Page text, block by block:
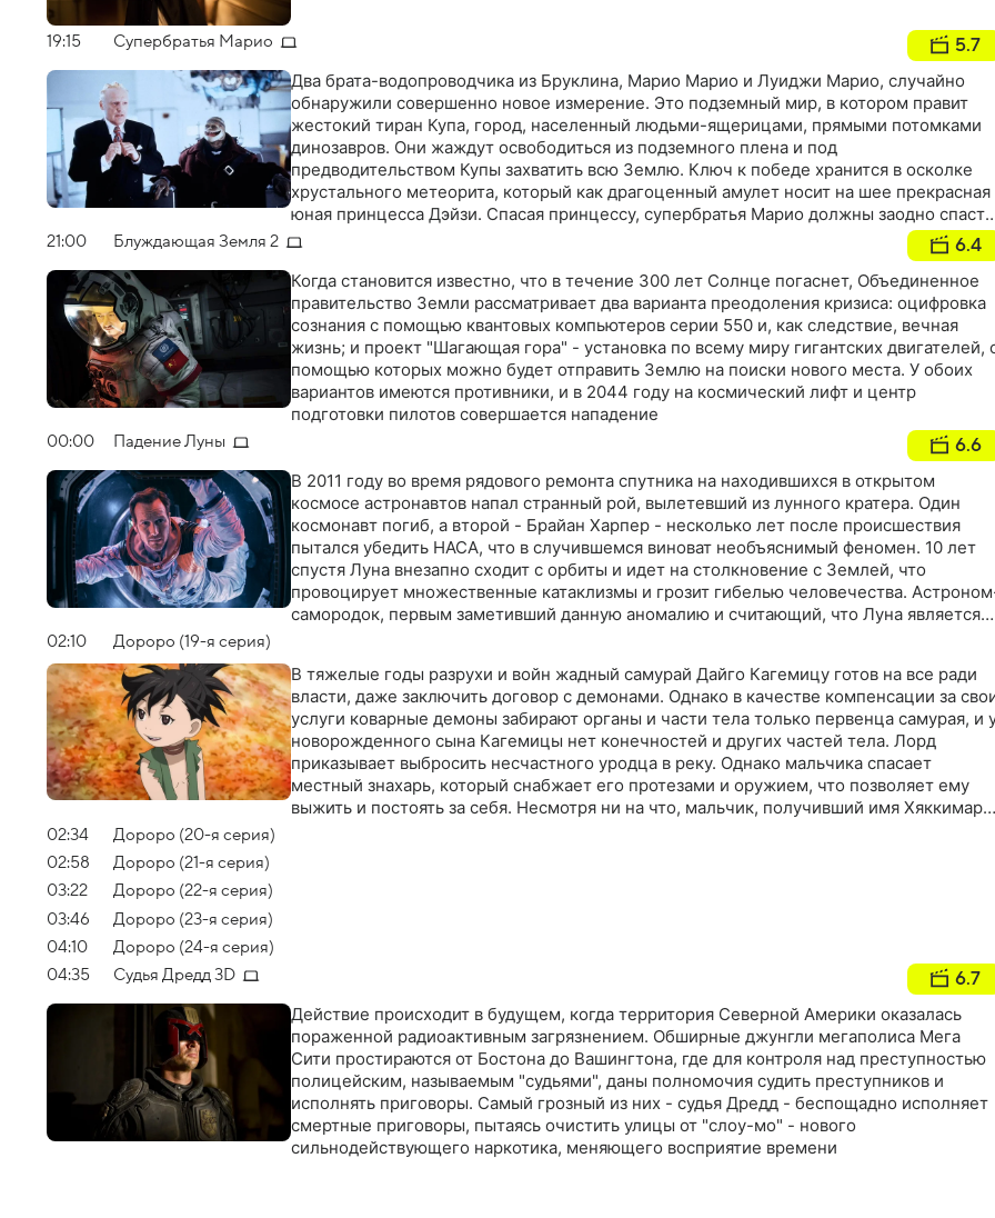
19:15 Супербратья Марио 5.7
Два брата-водопроводчика из Бруклина, Марио Марио и Луиджи Марио, случайно
обнаружили совершенно новое измерение. Это подземный мир, в котором правит
жестокий тиран Купа, город, населенный людьми-ящерицами, прямыми потомками
динозавров. Они жаждут освободиться из подземного плена и под
предводительством Купы захватить всю Землю. Ключ к победе хранится в осколке
хрустального метеорита, который как драгоценный амулет носит на шее прекрасная
юная принцесса Дэйзи. Спасая принцессу, супербратья Марио должны заодно спасти
и человеческую цивилизацию…
21:00 Блуждающая Земля 2 6.4
Когда становится известно, что в течение 300 лет Солнце погаснет, Объединенное
правительство Земли рассматривает два варианта преодоления кризиса: оцифровка
сознания с помощью квантовых компьютеров серии 550 и, как следствие, вечная
жизнь; и проект "Шагающая гора" - установка по всему миру гигантских двигателей,
помощью которых можно будет отправить Землю на поиски нового места. У обоих
вариантов имеются противники, и в 2044 году на космический лифт и центр
подготовки пилотов совершается нападение
00:00 Падение Луны 6.6
В 2011 году во время рядового ремонта спутника на находившихся в открытом
космосе астронавтов напал странный рой, вылетевший из лунного кратера. Один
космонавт погиб, а второй - Брайан Харпер - несколько лет после происшествия
пытался убедить НАСА, что в случившемся виноват необъяснимый феномен. 10 лет
спустя Луна внезапно сходит с орбиты и идет на столкновение с Землей, что
провоцирует множественные катаклизмы и грозит гибелью человечества.
самородок, первым заметивший данную аномалию и считающий, что Луна является
02:10 Дороро (19-я серия)
В тяжелые годы разрухи и войн жадный самурай Дайго Кагемицу готов на все ради
власти, даже заключить договор с демонами. Однако в качестве компенсации за
услуги коварные демоны забирают органы и части тела только первенца самурая, и
новорожденного сына Кагемицы нет конечностей и других частей тела. Лорд
приказывает выбросить несчастного уродца в реку. Однако мальчика спасает
местный знахарь, который снабжает его протезами и оружием, что позволяет ему
выжить и постоять за себя. Несмотря ни на что, мальчик, получивший имя Хяккимару,
02:34
Дороро (20-я серия)
02:58
Дороро (21-я серия)
03:22
Дороро (22-я серия)
03:46
Дороро (23-я серия)
04:10
Дороро (24-я серия)
04:35
Судья Дредд 3D 6.7
Действие происходит в будущем, когда территория Северной Америки оказалась
пораженной радиоактивным загрязнением. Обширные джунгли мегаполиса Мега
Сити простираются от Бостона до Вашингтона, где для контроля над преступностью
полицейским, называемым "судьями", даны полномочия судить преступников и
исполнять приговоры. Самый грозный из них - судья Дредд - беспощадно исполняет
смертные приговоры, пытаясь очистить улицы от "слоу-мо" - нового
сильнодействующего наркотика, меняющего восприятие времени